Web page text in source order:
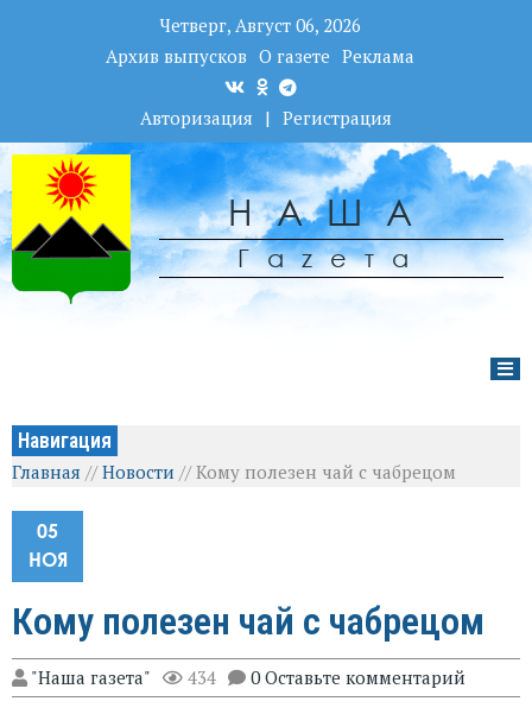
Четверг, Август 06, 2026
Архив выпусков О газете Реклама
Авторизация | Регистрация
НАША
Гаzета
Навигация
Главная //Новости //Кому полезен чай с чабрецом
05
НОЯ
Кому полезен чай с чабрецом
"Наша газета" 434 0 Оставьте комментарий